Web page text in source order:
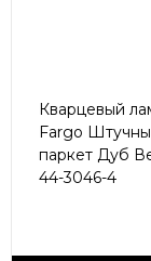
Кварцевый
Fargo
паркет Дуб
44-3046-4